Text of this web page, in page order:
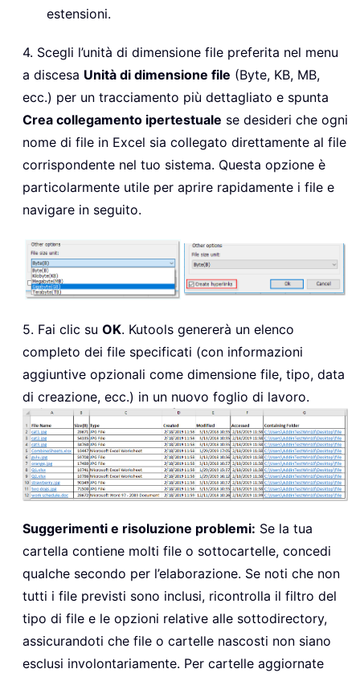
estensioni.
4. Scegli l’unità di dimensione file preferita nel menu
a discesa Unità di dimensione file (Byte, KB, MB,
ecc.) per un tracciamento più dettagliato e spunta
Crea collegamento ipertestuale se desideri che ogni
nome di file in Excel sia collegato direttamente al file
corrispondente nel tuo sistema. Questa opzione è
particolarmente utile per aprire rapidamente i file e
navigare in seguito.
5. Fai clic su OK. Kutools genererà un elenco
completo dei file specificati (con informazioni
aggiuntive opzionali come dimensione file, tipo, data
di creazione, ecc.) in un nuovo foglio di lavoro.
Suggerimenti e risoluzione problemi: Se la tua
cartella contiene molti file o sottocartelle, concedi
qualche secondo per l’elaborazione. Se noti che non
tutti i file previsti sono inclusi, ricontrolla il filtro del
tipo di file e le opzioni relative alle sottodirectory,
assicurandoti che file o cartelle nascosti non siano
esclusi involontariamente. Per cartelle aggiornate